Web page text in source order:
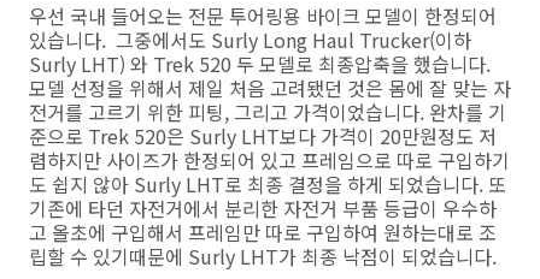
우선 국내 들어오는 전문 투어링용 바이크 모델이 한정되어
있습니다. 그중에서도 Surly Long Haul Trucker(이하
Surly LHT) 와 Trek 520 두 모델로 최종압축을 했습니다.
모델 선정을 위해서 제일 처음 고려됐던 것은 몸에 잘 맞는 자
전거를 고르기 위한 피팅, 그리고 가격이었습니다. 완차를 기
준으로 Trek 520은 Surly LHT보다 가격이 20만원정도 저
렴하지만 사이즈가 한정되어 있고 프레임으로 따로 구입하기
도 쉽지 않아 Surly LHT로 최종 결정을 하게 되었습니다. 또
기존에 타던 자전거에서 분리한 자전거 부품 등급이 우수하
고 올초에 구입해서 프레임만 따로 구입하여 원하는대로 조
립할 수 있기때문에 Surly LHT가 최종 낙점이 되었습니다.